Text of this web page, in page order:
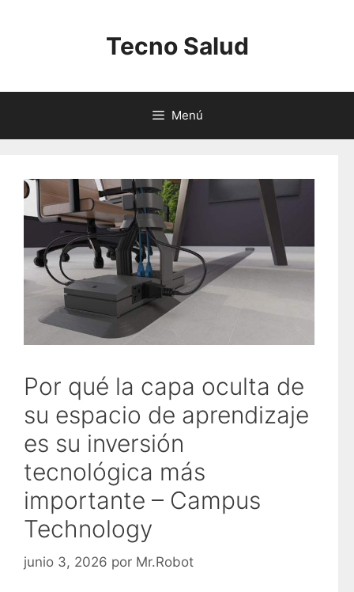
Tecno Salud
Menú
Por qué la capa oculta de
su espacio de aprendizaje
es su inversión
tecnológica más
importante – Campus
Technology
junio 3, 2026 por Mr.Robot